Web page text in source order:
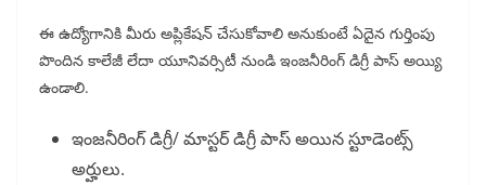
ఈ ఉద్యోగానికి మీరు అప్లికేషన్ చేసుకోవాలి అనుకుంటే ఏదైన గుర్తింపు
పొందిన కాలేజీ లేదా యూనివర్సిటీ నుండి ఇంజనీరింగ్ డిగ్రీ పాస్ అయ్యి
ఉండాలి.
ఇంజనీరింగ్ డిగ్రీ/ మాస్టర్ డిగ్రీ పాస్ అయిన స్టూడెంట్స్
అర్హులు.